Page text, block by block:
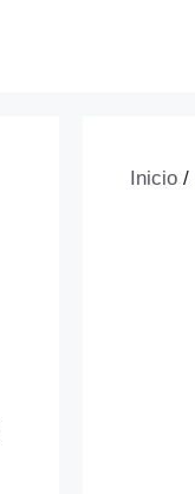
Inicio /